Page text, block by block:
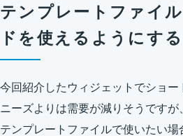
テンプレートファイ
ドを使えるようにす
今回紹介したウィジェットでショー
ニーズよりは需要が減りそうです
テンプレートファイルで使いたい場